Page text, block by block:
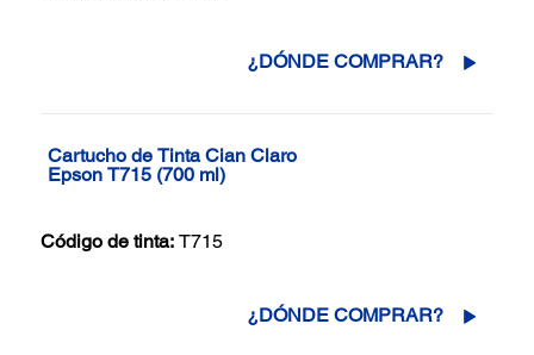
¿DÓNDE COMPRAR?
Cartucho de Tinta Cian Claro
Epson T715 (700 ml)
Código de tinta: T715
¿DÓNDE COMPRAR?